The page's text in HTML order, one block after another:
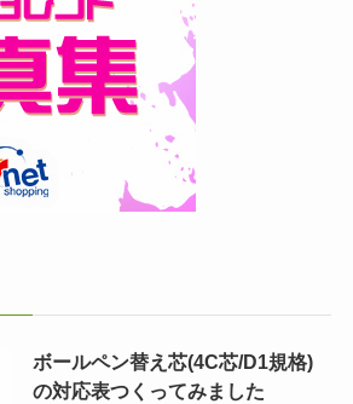
ボールペン替え芯(4C芯/D1規格)
の対応表つくってみました